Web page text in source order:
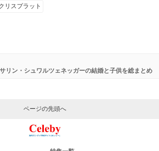
リスプラット
リン・シュワルツェネッガーの結婚と子供を総まとめ
ページの先頭へ